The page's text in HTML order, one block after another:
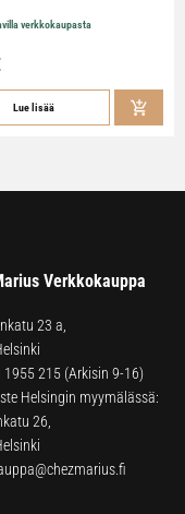
verkkokaupasta
Lue lisää
Verkkokauppa
23 a,
1955 215 (Arkisin 9-16)
Helsingin myymälässä:
26,